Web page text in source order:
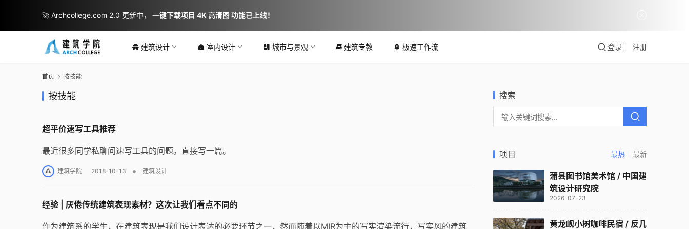
建筑设计 室内设计 城市与景观 建筑专教 极速工作流 登录 注册
首页 按技能
按技能
超平价速写工具推荐
最近很多同学私聊问速写工具的问题。直接写一篇。
建筑学院 2018-10-13 • 建筑设计
经验 | 厌倦传统建筑表现素材？这次让我们看点不同的
作为建筑系的学生，在建筑表现是我们设计表达的必要环节之一，然而随着以MIR为主的写实渲染流行，写实风的建筑
搜索
项目 最热 最新
蒲县图书馆美术馆 / 中国建
筑设计研究院
2026-07-23
黄龙岘小树咖啡民宿 / 反几
🚀 Archcollege.com 2.0 更新中， 一键下载项目 4K 高清图 功能已上线！